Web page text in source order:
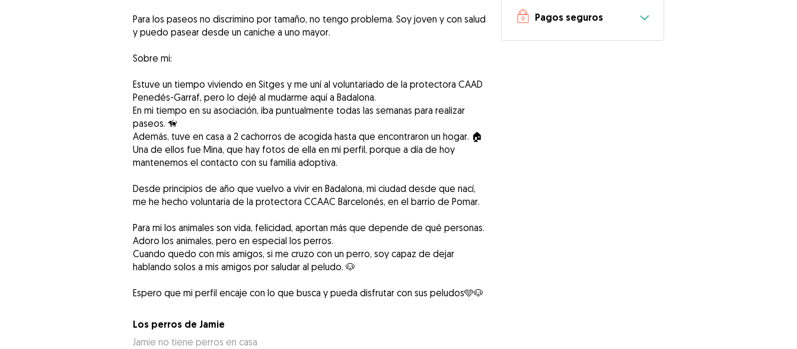
Para los paseos no discrimino por tamaño, no tengo problema. Soy joven y con salud
y puedo pasear desde un caniche a uno mayor.
Sobre mi:
Estuve un tiempo viviendo en Sitges y me uní al voluntariado de la protectora CAAD
Penedés-Garraf, pero lo dejé al mudarme aquí a Badalona.
En mi tiempo en su asociación, iba puntualmente todas las semanas para realizar
paseos. 🦮
Además, tuve en casa a 2 cachorros de acogida hasta que encontraron un hogar. 🏠
Una de ellos fue Mina, que hay fotos de ella en mi perfil, porque a día de hoy
mantenemos el contacto con su familia adoptiva.
Desde principios de año que vuelvo a vivir en Badalona, mi ciudad desde que nací,
me he hecho voluntaria de la protectora CCAAC Barcelonés, en el barrio de Pomar.
Para mi los animales son vida, felicidad, aportan más que depende de qué personas.
Adoro los animales, pero en especial los perros.
Cuando quedo con mis amigos, si me cruzo con un perro, soy capaz de dejar
hablando solos a mis amigos por saludar al peludo. 🐶
Espero que mi perfil encaje con lo que busca y pueda disfrutar con sus peludos🩵🐶
Los perros de Jamie
Jamie no tiene perros en casa
Pagos seguros